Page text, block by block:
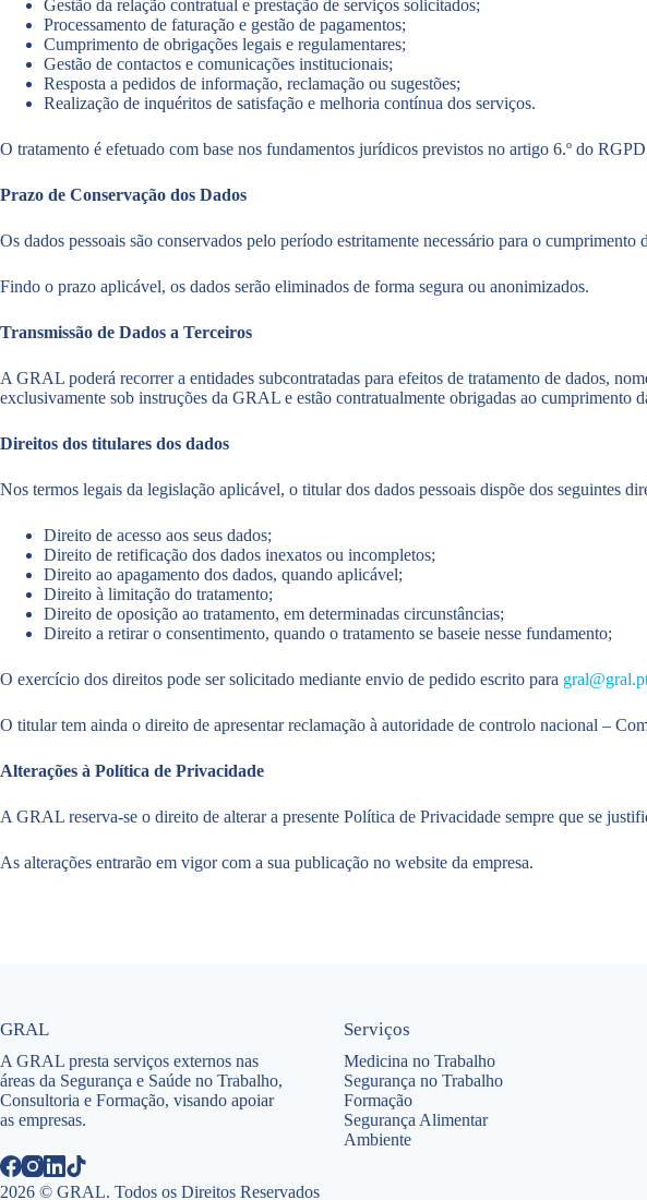
Gestão da relação contratual e prestação de serviços solicitados;
Processamento de faturação e gestão de pagamentos;
Cumprimento de obrigações legais e regulamentares;
Gestão de contactos e comunicações institucionais;
Resposta a pedidos de informação, reclamação ou sugestões;
Realização de inquéritos de satisfação e melhoria contínua dos serviços.
O tratamento é efetuado com base nos fundamentos jurídicos previstos no artigo 6.º do
Prazo de Conservação dos Dados
Os dados pessoais são conservados pelo período estritamente necessário para o
Findo o prazo aplicável, os dados serão eliminados de forma segura ou anonimizados.
Transmissão de Dados a Terceiros
A GRAL poderá recorrer a entidades subcontratadas para efeitos de tratamento de dados,
exclusivamente sob instruções da GRAL e estão contratualmente obrigadas ao cumprimento
Direitos dos titulares dos dados
Nos termos legais da legislação aplicável, o titular dos dados pessoais dispõe dos seguintes
Direito de acesso aos seus dados;
Direito de retificação dos dados inexatos ou incompletos;
Direito ao apagamento dos dados, quando aplicável;
Direito à limitação do tratamento;
Direito de oposição ao tratamento, em determinadas circunstâncias;
Direito a retirar o consentimento, quando o tratamento se baseie nesse fundamento;
O exercício dos direitos pode ser solicitado mediante envio de pedido escrito para
O titular tem ainda o direito de apresentar reclamação à autoridade de controlo nacional –
Alterações à Política de Privacidade
A GRAL reserva-se o direito de alterar a presente Política de Privacidade sempre que se
As alterações entrarão em vigor com a sua publicação no website da empresa.
GRAL
A GRAL presta serviços externos nas
áreas da Segurança e Saúde no Trabalho,
Consultoria e Formação, visando apoiar
as empresas.
Serviços
Medicina no Trabalho
Segurança no Trabalho
Formação
Segurança Alimentar
Ambiente
2026 © GRAL. Todos os Direitos Reservados